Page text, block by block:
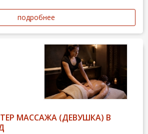
подробнее
МАССАЖА (ДЕВУШКА) В